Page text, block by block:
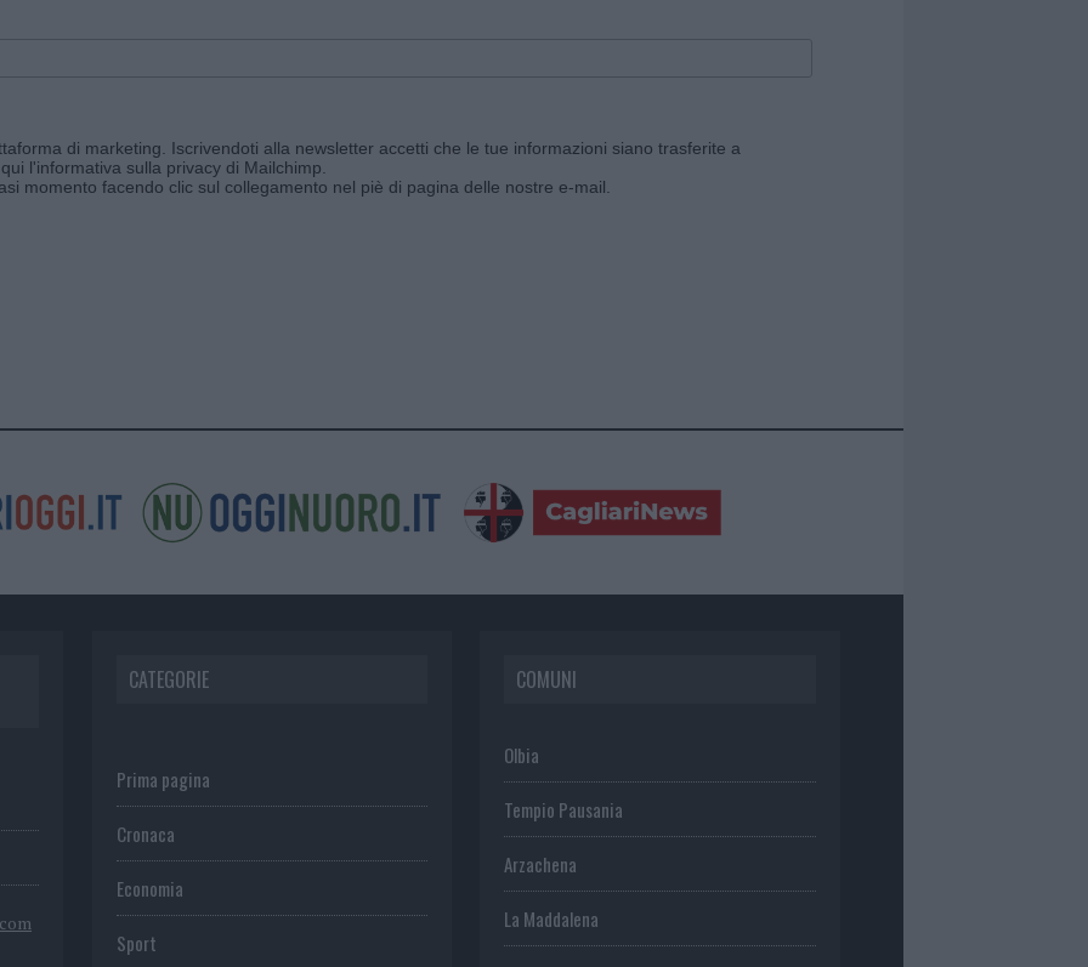
di marketing. Iscrivendoti alla newsletter accetti che le tue informazioni siano trasferite a
l'informativa sulla privacy di Mailchimp
momento facendo clic sul collegamento nel piè di pagina delle nostre e-mail.
CATEGORIE
Prima pagina
Cronaca
Economia
Sport
COMUNI
Olbia
Tempio Pausania
Arzachena
La Maddalena